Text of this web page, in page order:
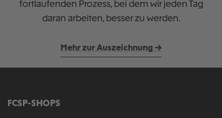
fortlaufenden Prozess, bei dem wir jeden Tag
daran arbeiten, besser zu werden.
Mehr zur Auszeichnung →
FCSP-SHOPS